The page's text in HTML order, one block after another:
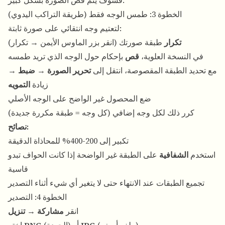
الخطوة 3: طمس الوجه فقط (طريقة التراكب اليدوي)
لتعتيم وجه انتقائي على صورة ثابتة:
تكرار طبقة صورتك (انقر بزر الماوس الأيمن → تكرار)
في النسخة العلوية، قص بإحكام حول الوجه الذي تريد طمسه
مع تحديد الطبقة المقصوصة، انتقل إلىتحرير الصورة → ضبط →
زيادة التمويه
ضع المحصول غير الواضح على الوجه الأصلي
كرر ذلك لكل وجه إضافي (كل وجه = طبقة مكررة جديدة)
نصائح:
تكبير إلى 200-400% للمحاذاة الدقيقة
استخدم الشفافية على الطبقة غير الواضحة إذا كانت الحواف تبدو
قاسية
تجميع الطبقات عند الانتهاء حتى لا يتغير أي شيء أثناء التصدير
الخطوة 4: التصدير
انقر مشاركة →تنزيل